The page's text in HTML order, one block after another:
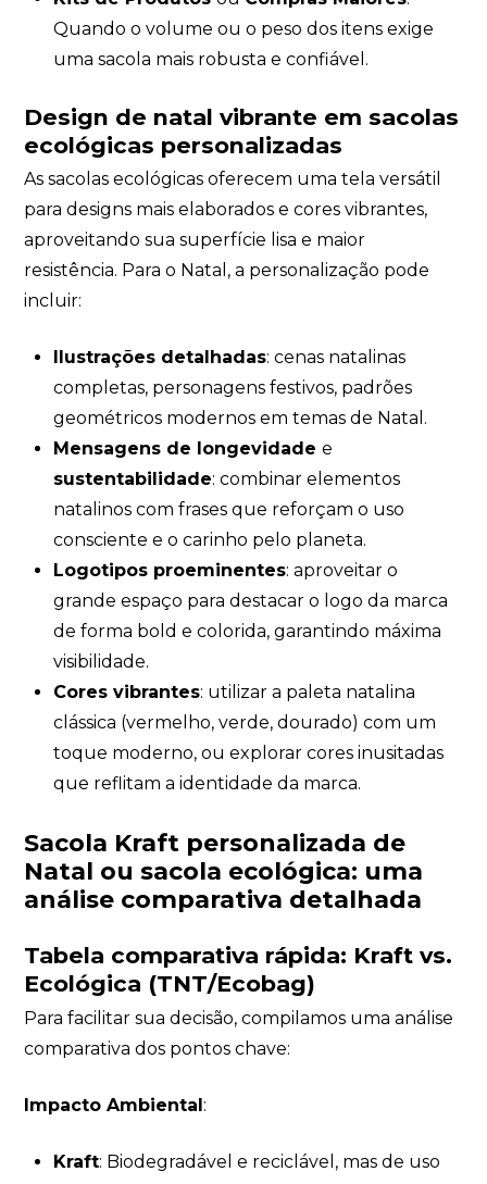
Quando o volume ou o peso dos itens exige
uma sacola mais robusta e confiável.
Design de natal vibrante em sacolas
ecológicas personalizadas
As sacolas ecológicas oferecem uma tela versátil
para designs mais elaborados e cores vibrantes,
aproveitando sua superfície lisa e maior
resistência. Para o Natal, a personalização pode
incluir:
Ilustrações detalhadas: cenas natalinas
completas, personagens festivos, padrões
geométricos modernos em temas de Natal.
Mensagens de longevidade e
sustentabilidade: combinar elementos
natalinos com frases que reforçam o uso
consciente e o carinho pelo planeta.
Logotipos proeminentes: aproveitar o
grande espaço para destacar o logo da marca
de forma bold e colorida, garantindo máxima
visibilidade.
Cores vibrantes: utilizar a paleta natalina
clássica (vermelho, verde, dourado) com um
toque moderno, ou explorar cores inusitadas
que reflitam a identidade da marca.
Sacola Kraft personalizada de
Natal ou sacola ecológica: uma
análise comparativa detalhada
Tabela comparativa rápida: Kraft vs.
Ecológica (TNT/Ecobag)
Para facilitar sua decisão, compilamos uma análise
comparativa dos pontos chave:
Impacto Ambiental:
Kraft: Biodegradável e reciclável, mas de uso